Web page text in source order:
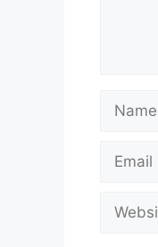
Name
Email
Website